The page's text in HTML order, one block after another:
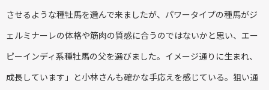
させるような種牡馬を選んで来ましたが、パワータイプの種馬がジ
ェルミナーレの体格や筋肉の質感に合うのではないかと思い、エー
ピーインディ系種牡馬の父を選びました。イメージ通りに生まれ、
成長しています」と小林さんも確かな手応えを感じている。狙い通